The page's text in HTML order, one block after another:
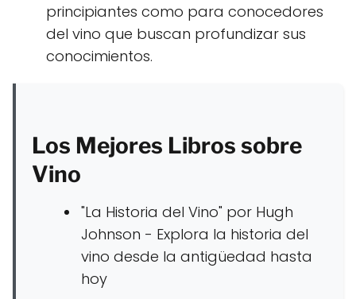
principiantes como para conocedores
del vino que buscan profundizar sus
conocimientos.
Los Mejores Libros sobre
Vino
"La Historia del Vino" por Hugh
Johnson - Explora la historia del
vino desde la antigüedad hasta
hoy